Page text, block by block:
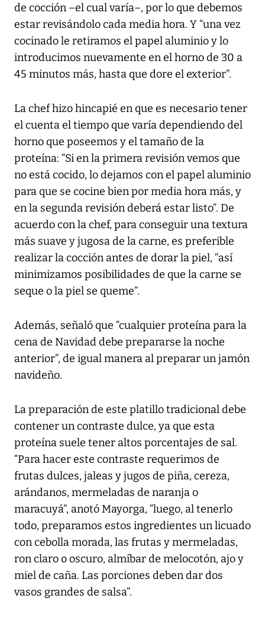
de cocción –el cual varía–, por lo que debemos
estar revisándolo cada media hora. Y “una vez
cocinado le retiramos el papel aluminio y lo
introducimos nuevamente en el horno de 30 a
45 minutos más, hasta que dore el exterior”.
La chef hizo hincapié en que es necesario tener
el cuenta el tiempo que varía dependiendo del
horno que poseemos y el tamaño de la
proteína: “Si en la primera revisión vemos que
no está cocido, lo dejamos con el papel aluminio
para que se cocine bien por media hora más, y
en la segunda revisión deberá estar listo”. De
acuerdo con la chef, para conseguir una textura
más suave y jugosa de la carne, es preferible
realizar la cocción antes de dorar la piel, “así
minimizamos posibilidades de que la carne se
seque o la piel se queme”.
Además, señaló que “cualquier proteína para la
cena de Navidad debe prepararse la noche
anterior”, de igual manera al preparar un jamón
navideño.
La preparación de este platillo tradicional debe
contener un contraste dulce, ya que esta
proteína suele tener altos porcentajes de sal.
“Para hacer este contraste requerimos de
frutas dulces, jaleas y jugos de piña, cereza,
arándanos, mermeladas de naranja o
maracuyá”, anotó Mayorga, “luego, al tenerlo
todo, preparamos estos ingredientes un licuado
con cebolla morada, las frutas y mermeladas,
ron claro o oscuro, almíbar de melocotón, ajo y
miel de caña. Las porciones deben dar dos
vasos grandes de salsa”.